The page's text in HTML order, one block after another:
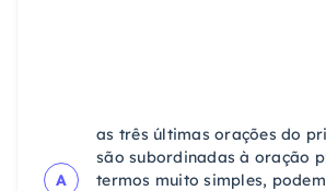
A
as três últimas orações do
são subordinadas à oração
termos muito simples,